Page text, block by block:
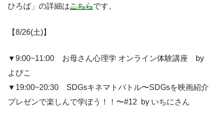
ひろば」の詳細はこちらです。
【8/26(土)】
▼9:00~11:00 お母さん心理学 オンライン体験講座 by
よぴこ
▼19:00~20:30 SDGsキネマトバトル〜SDGsを映画紹介
プレゼンで楽しんで学ぼう！！〜#12 by いちにさん